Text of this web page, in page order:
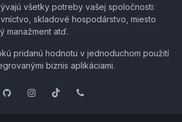
všetky potreby vašej spoločnosti:
skladové hospodárstvo, miesto
manažment atď.
pridanú hodnotu v jednoduchom použití
biznis aplikáciami.